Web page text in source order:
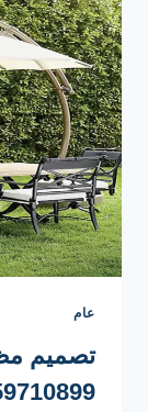
،
عام
تصميم